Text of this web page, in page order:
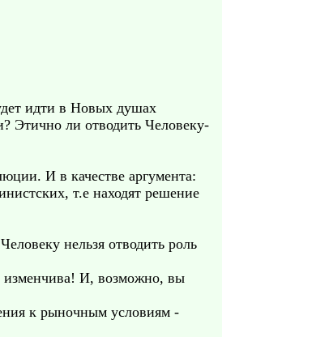
идти в Новых душах
Этично ли отводить Человеку-
И в качестве аргумента:
т.е находят решение
нельзя отводить роль
изменчива! И, возможно, вы
к рыночным условиям -